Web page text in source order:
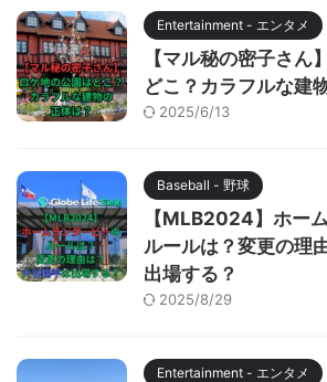
Entertainment - エンタメ
【マル秘の密子さん
どこ？カラフルな建
2025/6/13
Baseball - 野球
【MLB2024】ホー
ルールは？変更の理
出場する？
2025/8/29
Entertainment - エンタメ